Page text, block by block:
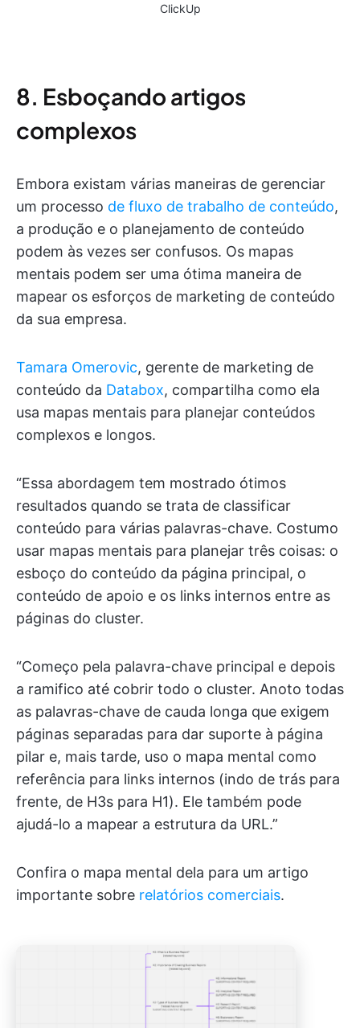
ClickUp
8. Esboçando artigos
complexos
Embora existam várias maneiras de gerenciar
um processo de fluxo de trabalho de conteúdo,
a produção e o planejamento de conteúdo
podem às vezes ser confusos. Os mapas
mentais podem ser uma ótima maneira de
mapear os esforços de marketing de conteúdo
da sua empresa.
Tamara Omerovic, gerente de marketing de
conteúdo da Databox, compartilha como ela
usa mapas mentais para planejar conteúdos
complexos e longos.
“Essa abordagem tem mostrado ótimos
resultados quando se trata de classificar
conteúdo para várias palavras-chave. Costumo
usar mapas mentais para planejar três coisas: o
esboço do conteúdo da página principal, o
conteúdo de apoio e os links internos entre as
páginas do cluster.
“Começo pela palavra-chave principal e depois
a ramifico até cobrir todo o cluster. Anoto todas
as palavras-chave de cauda longa que exigem
páginas separadas para dar suporte à página
pilar e, mais tarde, uso o mapa mental como
referência para links internos (indo de trás para
frente, de H3s para H1). Ele também pode
ajudá-lo a mapear a estrutura da URL.”
Confira o mapa mental dela para um artigo
importante sobre relatórios comerciais.